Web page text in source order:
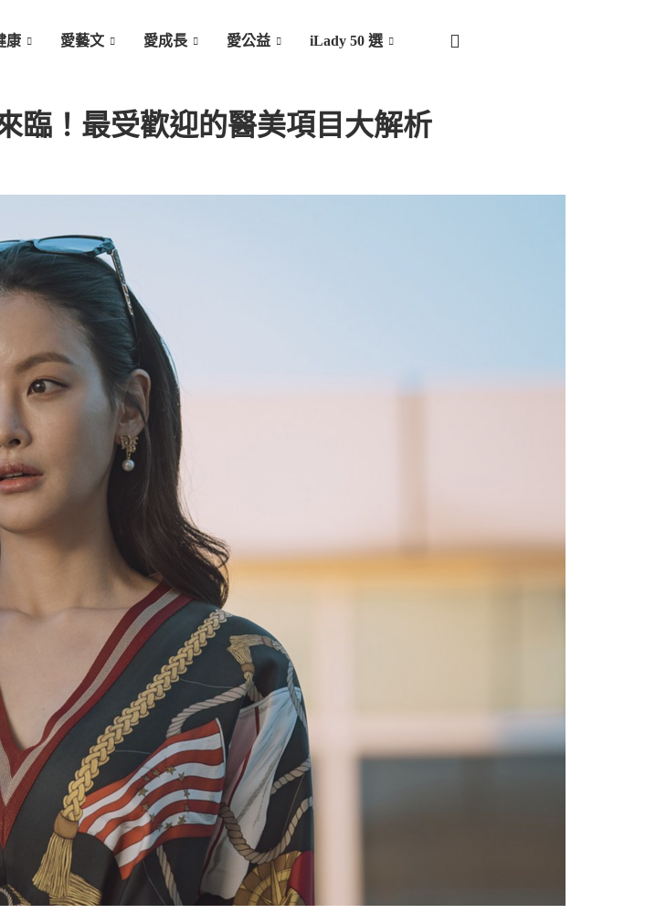
康 愛藝文 愛成長 愛公益 iLady 50 選
臨！最受歡迎的醫美項目大解析